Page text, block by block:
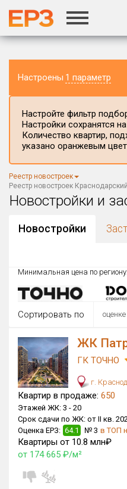
Настроены 1 параметр
Краснодарский край
Район в регионе
Все
Район в городе
Цена
от
Общая площадь, м²
от
Срок сдачи
от Сдан в 2014
Настройте фильтр
Настройки сохранятся
Количество квартир,
указано оранжевым
Реестр новостроек
Реестр новостроек
Новостройки и
Новостройки
Минимальная цена по региону:
Сортировать по
ЖК
ГК ТОЧНО
г.
Квартир в продаже: 650
Этажей ЖК: 3 - 20
Срок сдачи по ЖК: от II кв.
Оценка ЕРЗ: 64.1 № 3 в ТОП
Квартиры от 10.8 млн₽
от 174 665 ₽/м²